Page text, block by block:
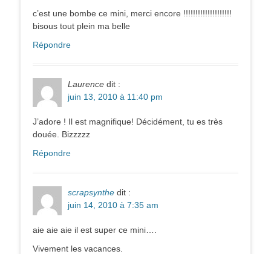
c’est une bombe ce mini, merci encore !!!!!!!!!!!!!!!!!!!!
bisous tout plein ma belle
Répondre
Laurence dit :
juin 13, 2010 à 11:40 pm
J’adore ! Il est magnifique! Décidément, tu es très
douée. Bizzzzz
Répondre
scrapsynthe dit :
juin 14, 2010 à 7:35 am
aie aie aie il est super ce mini….
Vivement les vacances.